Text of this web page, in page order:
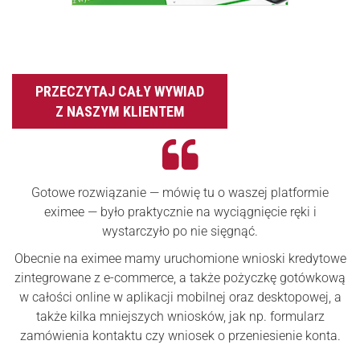
PRZECZYTAJ CAŁY WYWIAD
Z NASZYM KLIENTEM
Gotowe rozwiązanie — mówię tu o waszej platformie
eximee — było praktycznie na wyciągnięcie ręki i
wystarczyło po nie sięgnąć.
Obecnie na eximee mamy uruchomione wnioski kredytowe
zintegrowane z e-commerce, a także pożyczkę gotówkową
w całości online w aplikacji mobilnej oraz desktopowej, a
także kilka mniejszych wniosków, jak np. formularz
zamówienia kontaktu czy wniosek o przeniesienie konta.